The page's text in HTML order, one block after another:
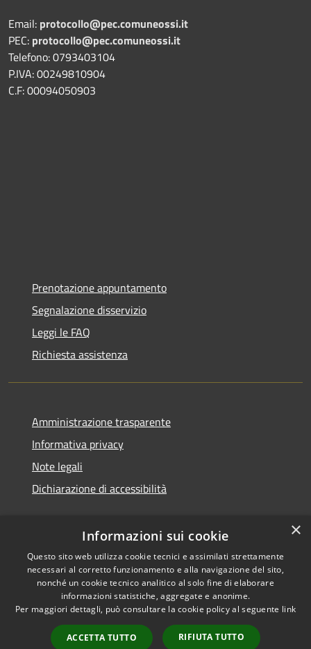
Email: protocollo@pec.comuneossi.it
PEC: protocollo@pec.comuneossi.it
Telefono: 0793403104
P.IVA: 00249810904
C.F: 00094050903
Prenotazione appuntamento
Segnalazione disservizio
Leggi le FAQ
Richiesta assistenza
Amministrazione trasparente
Informativa privacy
Note legali
Dichiarazione di accessibilità
RSS
Accessibilità
Copyright © 2026 • Comune di
Municipium•
Accesso
×
Informazioni sui cookie
Questo sito web utilizza cookie tecnici e assimilati strettamente
necessari al corretto funzionamento e alla navigazione del sito,
nonché un cookie tecnico analitico al solo fine di elaborare
informazioni statistiche, aggregate e anonime.
Per maggiori dettagli, può consultare la cookie policy al seguente link
ACCETTA TUTTO RIFIUTA TUTTO